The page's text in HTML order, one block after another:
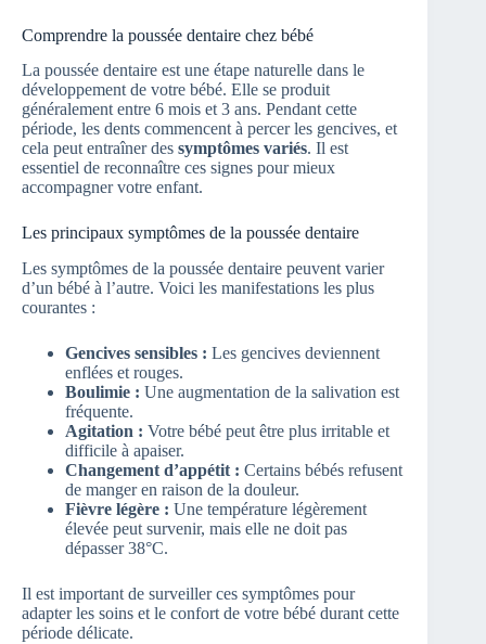
Comprendre la poussée dentaire chez bébé
La poussée dentaire est une étape naturelle dans le
développement de votre bébé. Elle se produit
généralement entre 6 mois et 3 ans. Pendant cette
période, les dents commencent à percer les gencives, et
cela peut entraîner des symptômes variés. Il est
essentiel de reconnaître ces signes pour mieux
accompagner votre enfant.
Les principaux symptômes de la poussée dentaire
Les symptômes de la poussée dentaire peuvent varier
d’un bébé à l’autre. Voici les manifestations les plus
courantes :
Gencives sensibles : Les gencives deviennent
enflées et rouges.
Boulimie : Une augmentation de la salivation est
fréquente.
Agitation : Votre bébé peut être plus irritable et
difficile à apaiser.
Changement d’appétit : Certains bébés refusent
de manger en raison de la douleur.
Fièvre légère : Une température légèrement
élevée peut survenir, mais elle ne doit pas
dépasser 38°C.
Il est important de surveiller ces symptômes pour
adapter les soins et le confort de votre bébé durant cette
période délicate.